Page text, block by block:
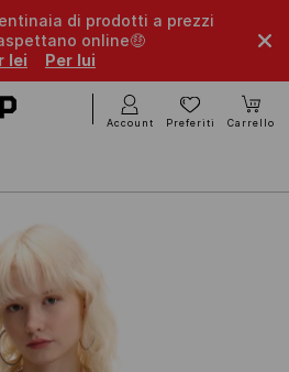
di prodotti a prezzi
online🤑
lei
Per lui
Account Preferiti Carrello